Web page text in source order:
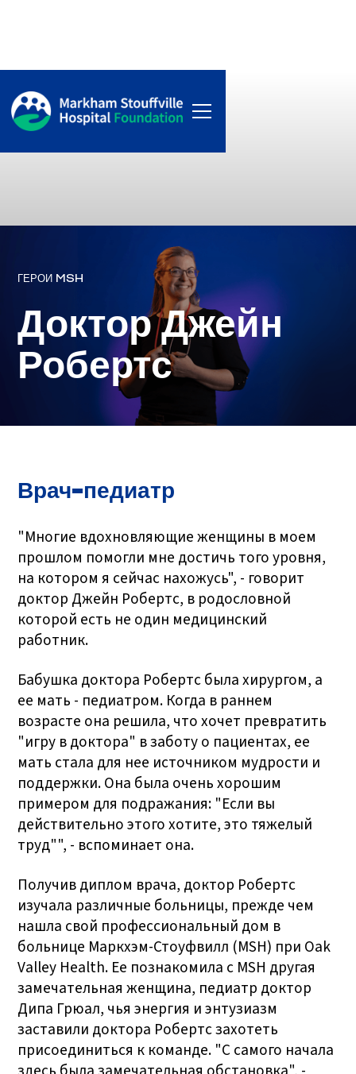
ГЕРОИ MSH
Доктор Джейн
Робертс
Врач-педиатр
"Многие вдохновляющие женщины в моем
прошлом помогли мне достичь того уровня,
на котором я сейчас нахожусь", - говорит
доктор Джейн Робертс, в родословной
которой есть не один медицинский
работник.
Бабушка доктора Робертс была хирургом, а
ее мать - педиатром. Когда в раннем
возрасте она решила, что хочет превратить
"игру в доктора" в заботу о пациентах, ее
мать стала для нее источником мудрости и
поддержки. Она была очень хорошим
примером для подражания: "Если вы
действительно этого хотите, это тяжелый
труд"", - вспоминает она.
Получив диплом врача, доктор Робертс
изучала различные больницы, прежде чем
нашла свой профессиональный дом в
больнице Маркхэм-Стоуфвилл (MSH) при Oak
Valley Health. Ее познакомила с MSH другая
замечательная женщина, педиатр доктор
Дипа Грюал, чья энергия и энтузиазм
заставили доктора Робертс захотеть
присоединиться к команде. "С самого начала